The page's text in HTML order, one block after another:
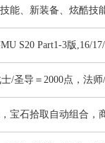
能、新装备、炫酷
S20 Part1-3版,16/
/圣导＝2000点，法
宝石拾取自动组合，